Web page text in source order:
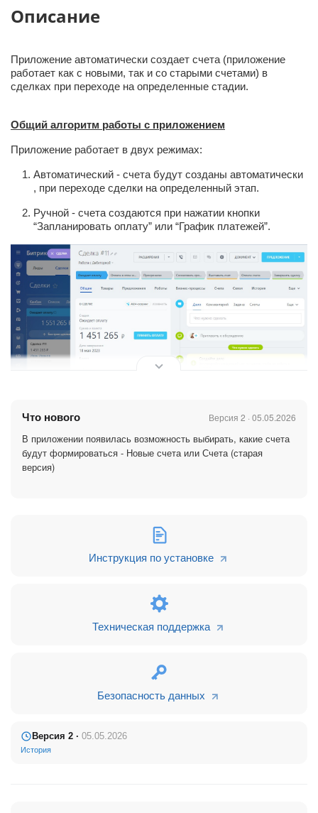
Описание
Приложение автоматически создает счета (приложение
работает как с новыми, так и со старыми счетами) в
сделках при переходе на определенные стадии.
Общий алгоритм работы с приложением
Приложение работает в двух режимах:
Автоматический - счета будут созданы автоматически
, при переходе сделки на определенный этап.
Ручной - счета создаются при нажатии кнопки
“Запланировать оплату” или “График платежей”.
Кроме того, в приложении реализовано 2 отчета по оплате
счетов:
2. План-факт:
Что нового Версия 2 · 05.05.2026
В приложении появилась возможность выбирать, какие счета
будут формироваться - Новые счета или Счета (старая
версия)
Инструкция по установке
Техническая поддержка
Безопасность данных
Версия 2 · 05.05.2026
История